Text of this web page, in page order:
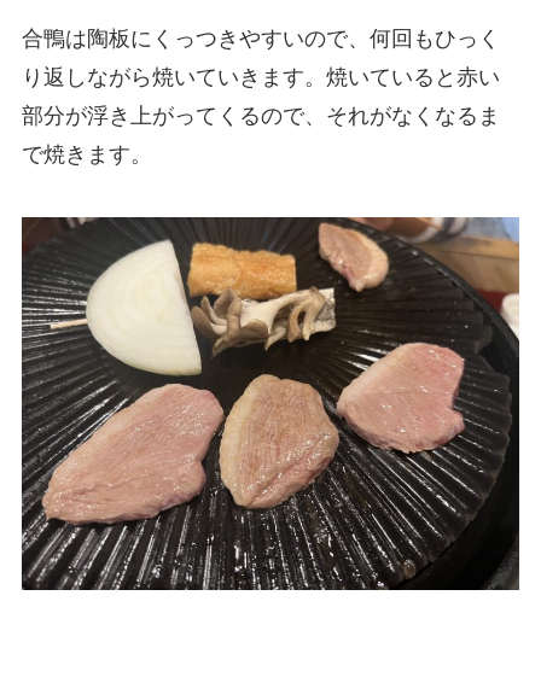
合鴨は陶板にくっつきやすいので、何回もひっく
り返しながら焼いていきます。焼いていると赤い
部分が浮き上がってくるので、それがなくなるま
で焼きます。